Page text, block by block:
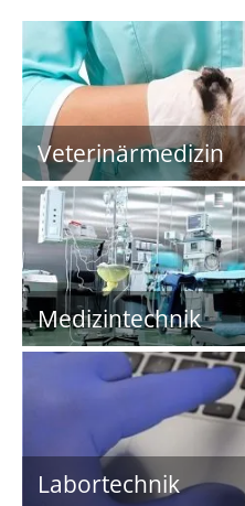
Veterinärmedizin
Medizintechnik
Labortechnik